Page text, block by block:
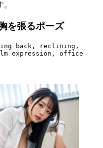
を張るポーズ
back, reclining,
expression, office